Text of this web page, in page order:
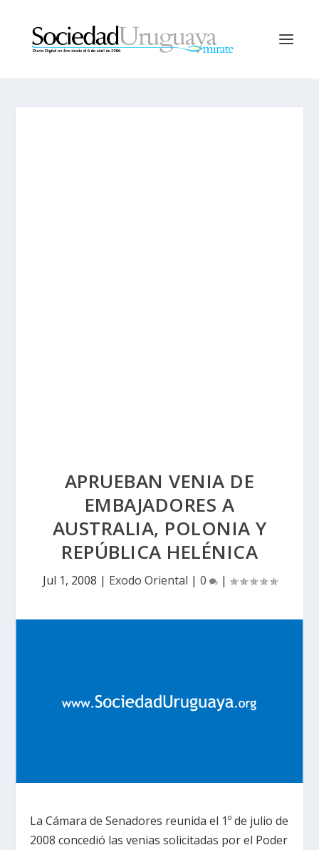
APRUEBAN VENIA DE
EMBAJADORES A
AUSTRALIA, POLONIA Y
REPÚBLICA HELÉNICA
Jul 1, 2008 | Exodo Oriental | 0 |
La Cámara de Senadores reunida el 1º de julio de
2008 concedió las venias solicitadas por el Poder